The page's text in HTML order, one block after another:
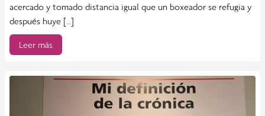
acercado y tomado distancia igual que un boxeador se refugia y
después huye […]
Leer más